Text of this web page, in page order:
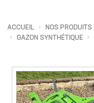
ACCUEIL NOS PRODUITS
GAZON SYNTHÉTIQUE